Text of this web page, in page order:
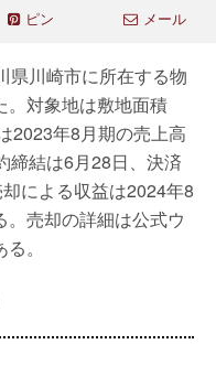
ピン メール
県川崎市に所在する物
。対象地は敷地面積
2023年8月期の売上高
締結は6月28日、決済
による収益は2024年8
。売却の詳細は公式ウ
。